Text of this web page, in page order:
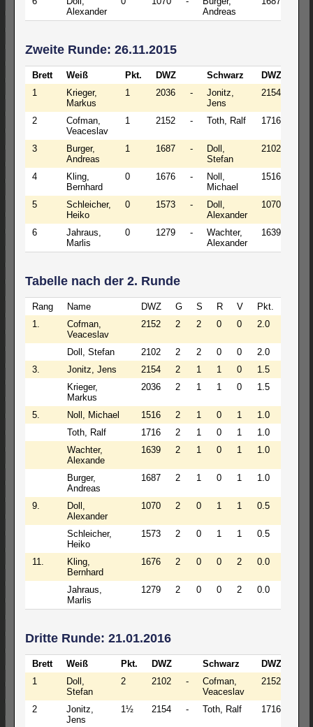
Alexander
Andreas
Zweite Runde: 26.11.2015
Brett Weiß Pkt. DWZ Schwarz DWZ
1
Krieger,
Markus
1 2036 -
Jonitz,
Jens
2154
2
Cofman,
Veaceslav
1 2152 - Toth, Ralf 1716
3
Burger,
Andreas
1 1687 -
Doll,
Stefan
2102
4
Kling,
Bernhard
0 1676 -
Noll,
Michael
1516
5
Schleicher,
Heiko
0 1573 -
Doll,
Alexander
1070
6
Jahraus,
Marlis
0 1279 -
Wachter,
Alexander
1639
Tabelle nach der 2. Runde
Rang Name DWZ G S R V
Pkt.
1.
Cofman,
Veaceslav
2152 2 2 0 0 2.0
Doll, Stefan 2102 2 2 0 0
2.0
3.
Jonitz, Jens 2154 2 1 1 0
1.5
Krieger,
Markus
2036 2 1 1 0 1.5
5. Noll, Michael 1516 2 1 0 1
1.0
Toth, Ralf
1716 2 1 0 1
1.0
Wachter,
Alexande
1639 2 1 0 1 1.0
Burger,
Andreas
1687 2 1 0 1 1.0
9.
Doll,
Alexander
1070 2 0 1 1 0.5
Schleicher,
Heiko
1573 2 0 1 1 0.5
11.
Kling,
Bernhard
1676 2 0 0 2 0.0
Jahraus,
Marlis
1279 2 0 0 2 0.0
Dritte Runde: 21.01.2016
Brett Weiß Pkt. DWZ Schwarz DWZ
1
Doll,
Stefan
2 2102 -
Cofman,
Veaceslav
2152
2
Jonitz,
Jens
1½ 2154 - Toth, Ralf 1716